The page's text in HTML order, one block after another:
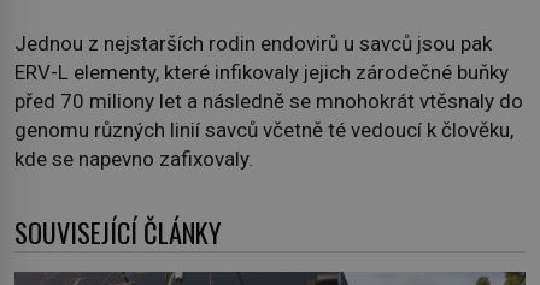
Jednou z nejstarších rodin endovirů u savců jsou pak
ERV-L elementy, které infikovaly jejich zárodečné buňky
před 70 miliony let a následně se mnohokrát vtěsnaly do
genomu různých linií savců včetně té vedoucí k člověku,
kde se napevno zafixovaly.
SOUVISEJÍCÍ ČLÁNKY